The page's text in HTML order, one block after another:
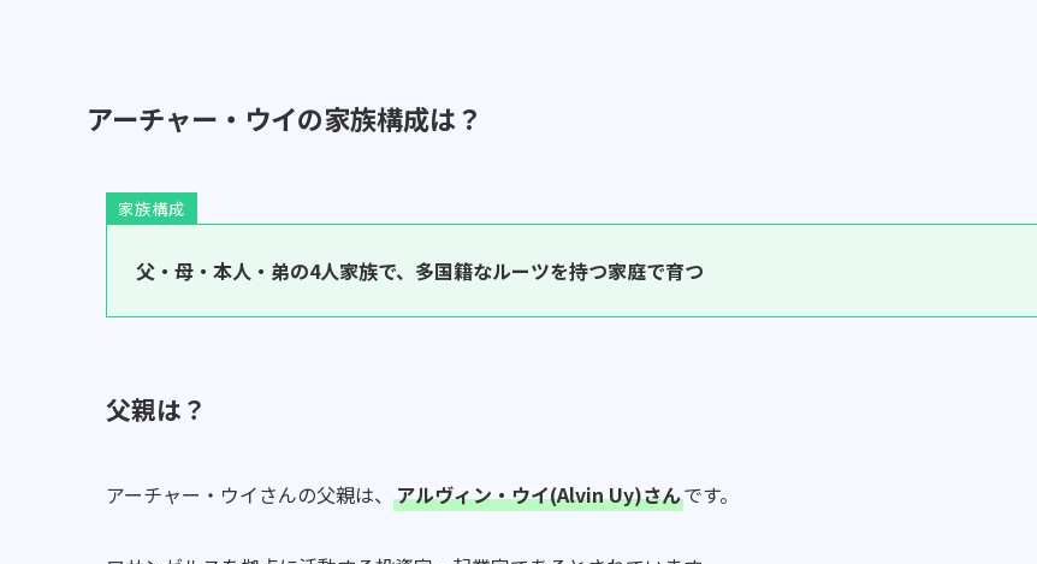
アーチャー・ウイの家族構成は？
家族構成
父・母・本人・弟の4人家族で、多国籍なルーツを持つ家庭で育つ
父親は？
アーチャー・ウイさんの父親は、 アルヴィン・ウイ(Alvin Uy)さんです。